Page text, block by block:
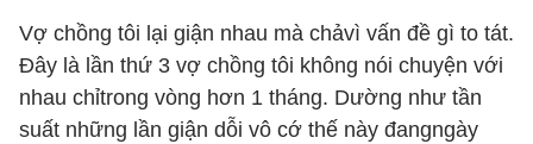
Vợ chồng tôi lại giận nhau mà chảvì vấn đề gì to tát.
Đây là lần thứ 3 vợ chồng tôi không nói chuyện với
nhau chỉtrong vòng hơn 1 tháng. Dường như tần
suất những lần giận dỗi vô cớ thế này đangngày